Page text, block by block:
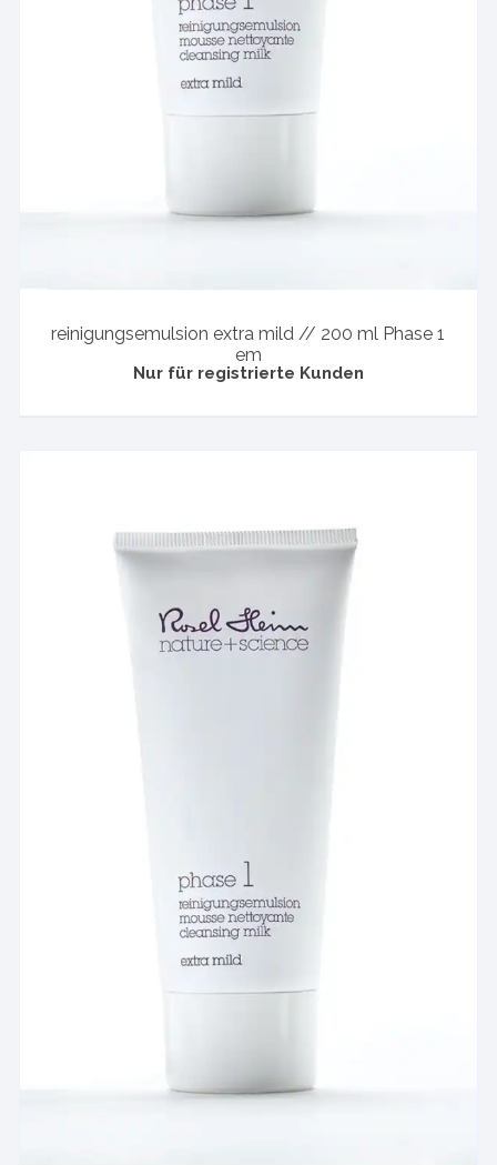
reinigungsemulsion extra mild // 200 ml Phase 1
em
Nur für registrierte Kunden